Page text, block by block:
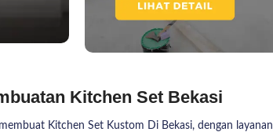
Kitchen Set Bekasi
Kitchen Set Kustom Di Bekasi, dengan layanan